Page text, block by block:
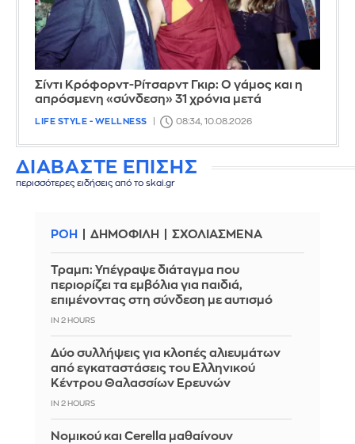
Σίντι Κρόφορντ-Ρίτσαρντ Γκιρ: Ο γάμος και η
απρόσμενη «σύνδεση» 31 χρόνια μετά
LIFE STYLE - WELLNESS 08:34, 10.08.2026
ΔΙΑΒΑΣΤΕ ΕΠΙΣΗΣ
περισσότερες ειδήσεις από το skai.gr
ΡΟΗ ΔΗΜΟΦΙΛΗ ΣΧΟΛΙΑΣΜΕΝΑ
Τραμπ: Υπέγραψε διάταγμα που
περιορίζει τα εμβόλια για παιδιά,
επιμένοντας στη σύνδεση με αυτισμό
IN 2 HOURS
Δύο συλλήψεις για κλοπές αλιευμάτων
από εγκαταστάσεις του Ελληνικού
Κέντρου Θαλασσίων Ερευνών
IN 2 HOURS
Νομικού και Cerella μαθαίνουν